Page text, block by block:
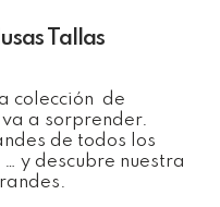
Tallas
colección de
a sorprender.
de todos los
y descubre nuestra